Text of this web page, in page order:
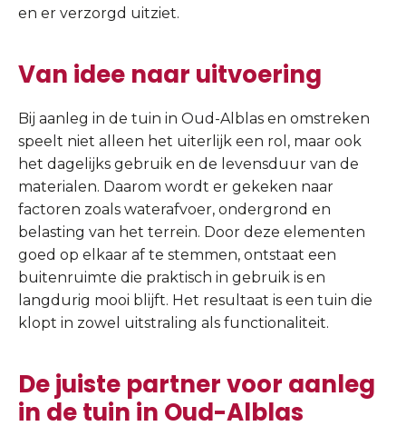
en er verzorgd uitziet.
Van idee naar uitvoering
Bij aanleg in de tuin in Oud-Alblas en omstreken
speelt niet alleen het uiterlijk een rol, maar ook
het dagelijks gebruik en de levensduur van de
materialen. Daarom wordt er gekeken naar
factoren zoals waterafvoer, ondergrond en
belasting van het terrein. Door deze elementen
goed op elkaar af te stemmen, ontstaat een
buitenruimte die praktisch in gebruik is en
langdurig mooi blijft. Het resultaat is een tuin die
klopt in zowel uitstraling als functionaliteit.
De juiste partner voor aanleg
in de tuin in Oud-Alblas